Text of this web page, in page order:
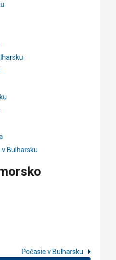
Bulharsku
Počasie v Bulharsku